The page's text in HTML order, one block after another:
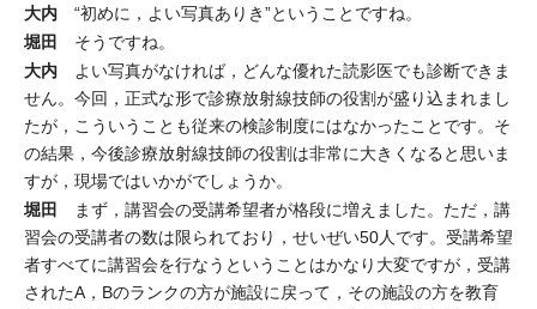
大内 “初めに，よい写真ありき”ということですね。
堀田 そうですね。
大内 よい写真がなければ，どんな優れた読影医でも診断できま
せん。今回，正式な形で診療放射線技師の役割が盛り込まれまし
たが，こういうことも従来の検診制度にはなかったことです。そ
の結果，今後診療放射線技師の役割は非常に大きくなると思いま
すが，現場ではいかがでしょうか。
堀田 まず，講習会の受講希望者が格段に増えました。ただ，講
習会の受講者の数は限られており，せいぜい50人です。受講希望
者すべてに講習会を行なうということはかなり大変ですが，受講
されたA，Bのランクの方が施設に戻って，その施設の方を教育